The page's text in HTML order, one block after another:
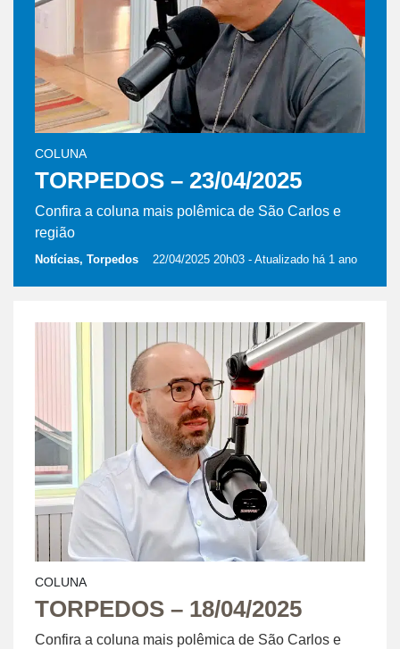
COLUNA
TORPEDOS – 23/04/2025
Confira a coluna mais polêmica de São Carlos e
região
Notícias, Torpedos 22/04/2025 20h03 - Atualizado há 1 ano
COLUNA
TORPEDOS – 18/04/2025
Confira a coluna mais polêmica de São Carlos e